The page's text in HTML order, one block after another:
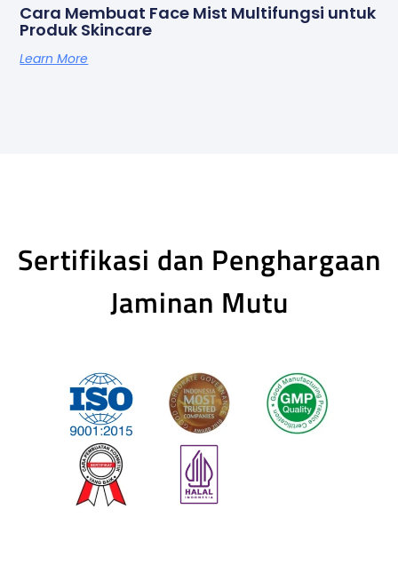
Cara Membuat Face Mist Multifungsi untuk
Produk Skincare
Learn More
Sertifikasi dan Penghargaan
Jaminan Mutu